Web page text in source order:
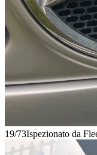
19/73Ispezionato da